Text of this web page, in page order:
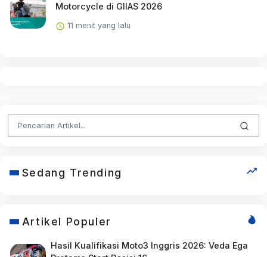
Motorcycle di GIIAS 2026
11 menit yang lalu
Sedang Trending
Artikel Populer
Hasil Kualifikasi Moto3 Inggris 2026: Veda Ega